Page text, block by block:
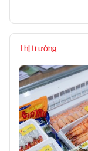
Thị trường